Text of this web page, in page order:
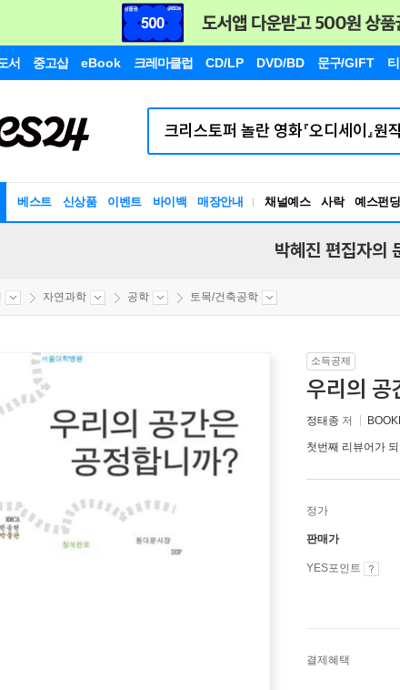
서 중고샵 eBook 크레마클럽 CD/LP DVD/BD 문구/GIFT
베스트 신상품 이벤트 바이백 매장안내 채널예스 사락 예스펀딩
박혜진 편집자의
자연과학 공학 토목/건축공학
소득공제
우리의 공
정태종 저
첫번째 리뷰어가
정가
판매가
YES포인트
결제혜택